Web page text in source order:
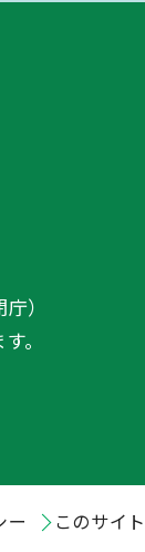
）
。
ー このサイ